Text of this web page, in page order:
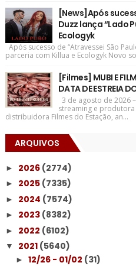
[News]Após
Duzz lança “Lado
Ecologyk
Após sucesso de “Atravessei São
parceria com Killua e Ecologyk Novo
[Filmes] MUBI E
DATA DE ESTREIA
3 de agosto de 2026
streaming e produtora
distribuidora Filmes do Estação, an...
ARQUIVOS
► 2026 (2774)
► 2025 (7335)
► 2024 (7574)
► 2023 (8382)
► 2022 (6102)
▼ 2021 (5640)
► 12/26 - 01/02 (31)